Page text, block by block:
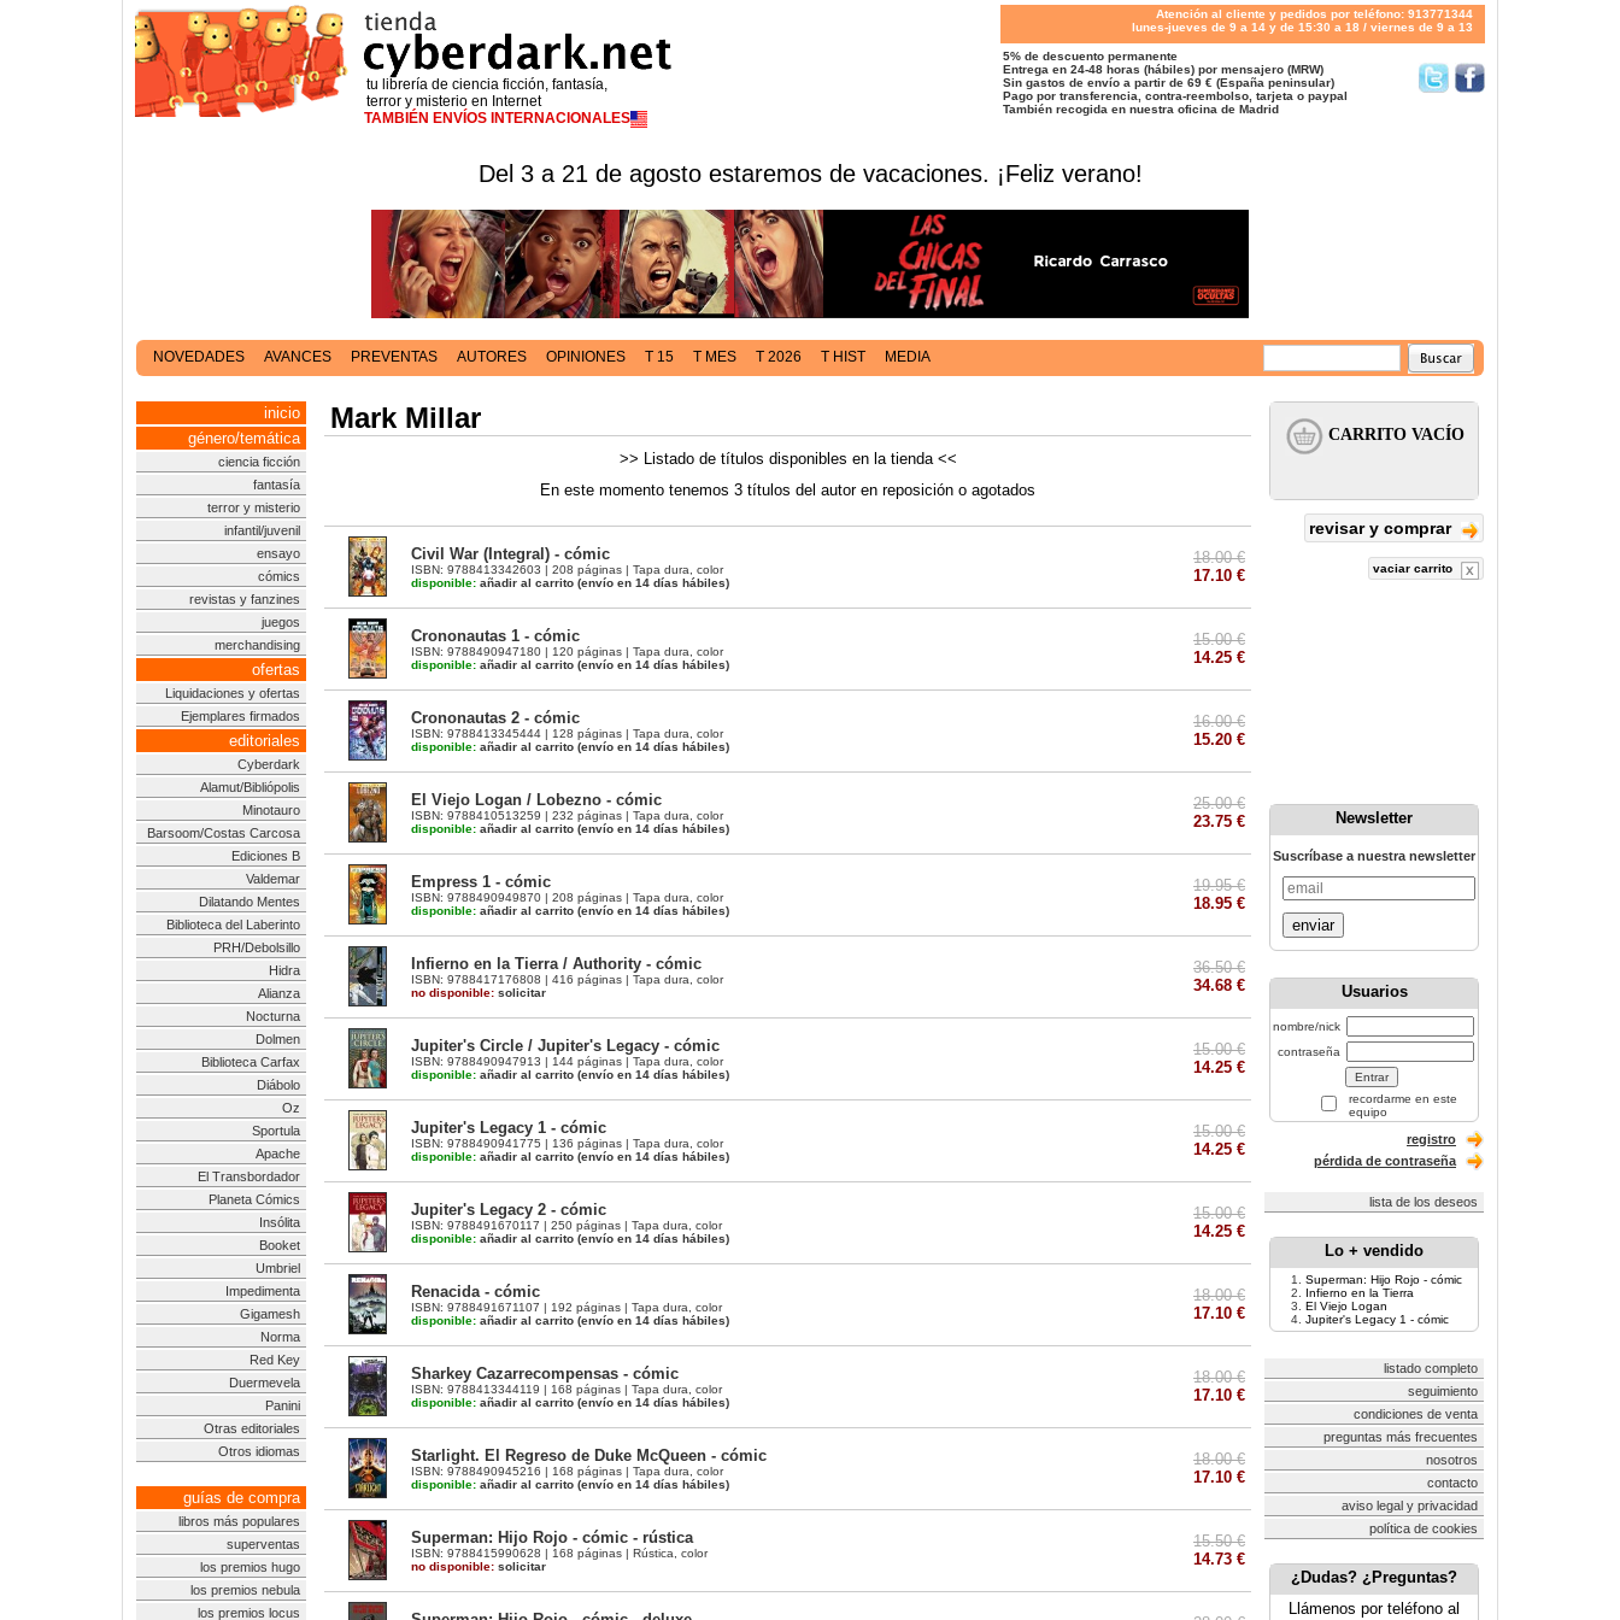
tu librería de ciencia ficción, fantasía,
terror y misterio en Internet
TAMBIÉN ENVÍOS INTERNACIONALES
Atención al cliente y pedidos por teléfono: 913771344
lunes-jueves de 9 a 14 y de 15:30 a 18 / viernes de 9 a 13
5% de descuento permanente
Entrega en 24-48 horas (hábiles) por mensajero (MRW)
Sin gastos de envío a partir de 69 € (España peninsular)
Pago por transferencia, contra-reembolso, tarjeta o paypal
También recogida en nuestra oficina de Madrid
Del 3 a 21 de agosto estaremos de vacaciones. ¡Feliz verano!
NOVEDADES AVANCES PREVENTAS AUTORES OPINIONES T 15 T MES T 2026 T HIST MEDIA
inicio
género/temática
ciencia ficción
fantasía
terror y misterio
infantil/juvenil
ensayo
cómics
revistas y fanzines
juegos
merchandising
ofertas
Liquidaciones y ofertas
Ejemplares firmados
editoriales
Cyberdark
Alamut/Bibliópolis
Minotauro
Barsoom/Costas Carcosa
Ediciones B
Valdemar
Dilatando Mentes
Biblioteca del Laberinto
PRH/Debolsillo
Hidra
Alianza
Nocturna
Dolmen
Biblioteca Carfax
Diábolo
Oz
Sportula
Apache
El Transbordador
Planeta Cómics
Insólita
Booket
Umbriel
Impedimenta
Gigamesh
Norma
Red Key
Duermevela
Panini
Otras editoriales
Otros idiomas
guías de compra
libros más populares
superventas
los premios hugo
los premios nebula
los premios locus
Mark Millar
>> Listado de títulos disponibles en la tienda <<
En este momento tenemos 3 títulos del autor en reposición o agotados
Civil War (Integral) - cómic
ISBN: 9788413342603 | 208 páginas | Tapa dura, color
disponible: añadir al carrito (envío en 14 días hábiles)
18.00 €
17.10 €
Crononautas 1 - cómic
ISBN: 9788490947180 | 120 páginas | Tapa dura, color
disponible: añadir al carrito (envío en 14 días hábiles)
15.00 €
14.25 €
Crononautas 2 - cómic
ISBN: 9788413345444 | 128 páginas | Tapa dura, color
disponible: añadir al carrito (envío en 14 días hábiles)
16.00 €
15.20 €
El Viejo Logan / Lobezno - cómic
ISBN: 9788410513259 | 232 páginas | Tapa dura, color
disponible: añadir al carrito (envío en 14 días hábiles)
25.00 €
23.75 €
Empress 1 - cómic
ISBN: 9788490949870 | 208 páginas | Tapa dura, color
disponible: añadir al carrito (envío en 14 días hábiles)
19.95 €
18.95 €
Infierno en la Tierra / Authority - cómic
ISBN: 9788417176808 | 416 páginas | Tapa dura, color
no disponible: solicitar
36.50 €
34.68 €
Jupiter's Circle / Jupiter's Legacy - cómic
ISBN: 9788490947913 | 144 páginas | Tapa dura, color
disponible: añadir al carrito (envío en 14 días hábiles)
15.00 €
14.25 €
Jupiter's Legacy 1 - cómic
ISBN: 9788490941775 | 136 páginas | Tapa dura, color
disponible: añadir al carrito (envío en 14 días hábiles)
15.00 €
14.25 €
Jupiter's Legacy 2 - cómic
ISBN: 9788491670117 | 250 páginas | Tapa dura, color
disponible: añadir al carrito (envío en 14 días hábiles)
15.00 €
14.25 €
Renacida - cómic
ISBN: 9788491671107 | 192 páginas | Tapa dura, color
disponible: añadir al carrito (envío en 14 días hábiles)
18.00 €
17.10 €
Sharkey Cazarrecompensas - cómic
ISBN: 9788413344119 | 168 páginas | Tapa dura, color
disponible: añadir al carrito (envío en 14 días hábiles)
18.00 €
17.10 €
Starlight. El Regreso de Duke McQueen - cómic
ISBN: 9788490945216 | 168 páginas | Tapa dura, color
disponible: añadir al carrito (envío en 14 días hábiles)
18.00 €
17.10 €
Superman: Hijo Rojo - cómic - rústica
ISBN: 9788415990628 | 168 páginas | Rústica, color
no disponible: solicitar
15.50 €
14.73 €
revisar y comprar
vaciar carrito
Newsletter
Suscríbase a nuestra newsletter
enviar
Usuarios
nombre/nick
contraseña
recordarme en este
equipo
registro
pérdida de contraseña
lista de los deseos
Lo + vendido
Superman: Hijo Rojo - cómic
Infierno en la Tierra
El Viejo Logan
Jupiter's Legacy 1 - cómic
listado completo
seguimiento
condiciones de venta
preguntas más frecuentes
nosotros
contacto
aviso legal y privacidad
política de cookies
¿Dudas? ¿Preguntas?
Llámenos por teléfono al